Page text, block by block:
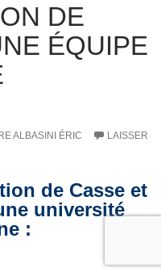
DE
ÉQUIPE
ALBASINI ÉRIC
LAISSER
de Casse et
université
: